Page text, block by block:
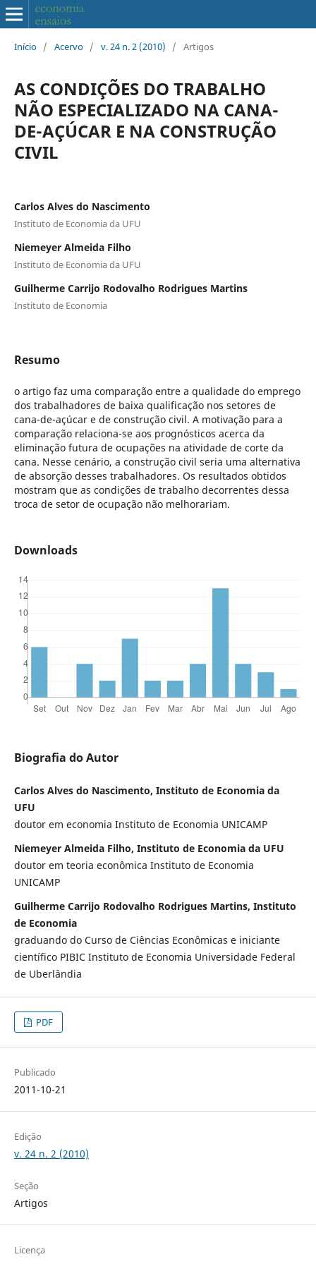
Início / Acervo / v. 24 n. 2 (2010) / Artigos
AS CONDIÇÕES DO TRABALHO
NÃO ESPECIALIZADO NA CANA-
DE-AÇÚCAR E NA CONSTRUÇÃO
CIVIL
Carlos Alves do Nascimento
Instituto de Economia da UFU
Niemeyer Almeida Filho
Instituto de Economia da UFU
Guilherme Carrijo Rodovalho Rodrigues Martins
Instituto de Economia
Resumo
o artigo faz uma comparação entre a qualidade do emprego
dos trabalhadores de baixa qualificação nos setores de
cana-de-açúcar e de construção civil. A motivação para a
comparação relaciona-se aos prognósticos acerca da
eliminação futura de ocupações na atividade de corte da
cana. Nesse cenário, a construção civil seria uma alternativa
de absorção desses trabalhadores. Os resultados obtidos
mostram que as condições de trabalho decorrentes dessa
troca de setor de ocupação não melhorariam.
Downloads
Biografia do Autor
Carlos Alves do Nascimento, Instituto de Economia da
UFU
doutor em economia Instituto de Economia UNICAMP
Niemeyer Almeida Filho, Instituto de Economia da UFU
doutor em teoria econômica Instituto de Economia
UNICAMP
Guilherme Carrijo Rodovalho Rodrigues Martins, Instituto
de Economia
graduando do Curso de Ciências Econômicas e iniciante
científico PIBIC Instituto de Economia Universidade Federal
de Uberlândia
PDF
Publicado
2011-10-21
Edição
v. 24 n. 2 (2010)
Seção
Artigos
Licença